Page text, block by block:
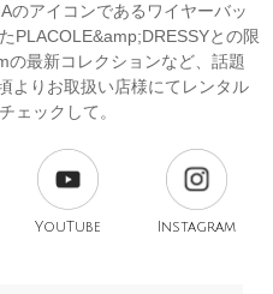
のアイコンであるワイヤーバッ
PLACOLE&amp;DRESSYとの限
の最新コレクションなど、話題
よりお取扱い店様にてレンタル
ェックして。
YouTube Instagram